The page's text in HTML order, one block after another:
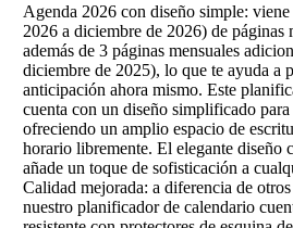
Agenda 2026 con diseño simple:
2026 a diciembre de 2026) de páginas
además de 3 páginas mensuales
diciembre de 2025), lo que te ayuda a
anticipación ahora mismo. Este
cuenta con un diseño simplificado
ofreciendo un amplio espacio de
horario libremente. El elegante diseño
añade un toque de sofisticación a
Calidad mejorada: a diferencia de
nuestro planificador de calendario